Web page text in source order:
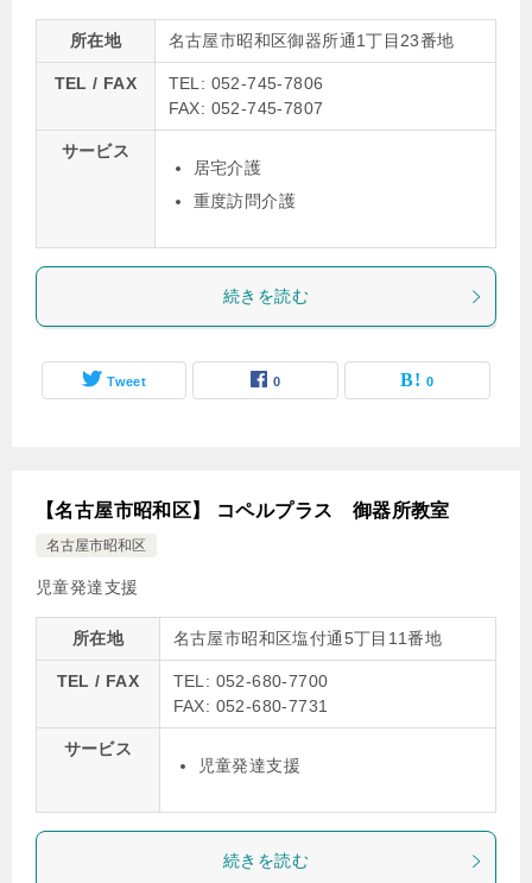
所在地 名古屋市昭和区御器所通1丁目23番地
TEL / FAX
TEL: 052-745-7806
FAX: 052-745-7807
サービス
居宅介護
重度訪問介護
続きを読む
Tweet 0 0
【名古屋市昭和区】 コペルプラス 御器所教室
名古屋市昭和区
児童発達支援
所在地 名古屋市昭和区塩付通5丁目11番地
TEL / FAX
TEL: 052-680-7700
FAX: 052-680-7731
サービス
児童発達支援
続きを読む